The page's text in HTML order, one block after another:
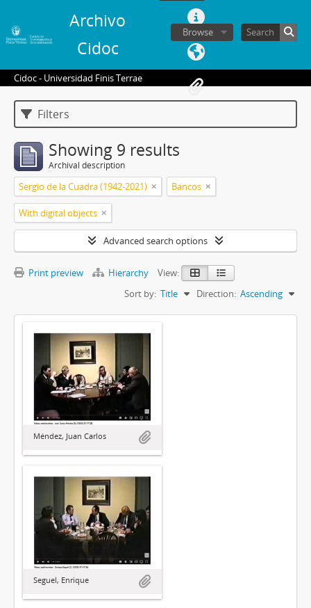
Archivo
Cidoc
Browse
Cidoc - Universidad Finis Terrae
Filters
Showing 9 results
Archival description
Sergio de la Cuadra (1942-2021) Bancos
With digital objects
Advanced search options
Print preview Hierarchy
View:
Sort by: Title Direction: Ascending
Méndez, Juan Carlos
Seguel, Enrique